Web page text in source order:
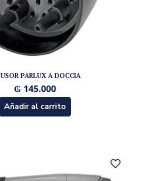
PARLUX A DOCCIA
₲ 145.000
Añadir al carrito